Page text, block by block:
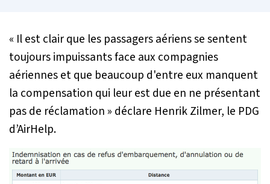
« Il est clair que les passagers aériens se sentent
toujours impuissants face aux compagnies
aériennes et que beaucoup d'entre eux manquent
la compensation qui leur est due en ne présentant
pas de réclamation » déclare Henrik Zilmer, le PDG
d’AirHelp.